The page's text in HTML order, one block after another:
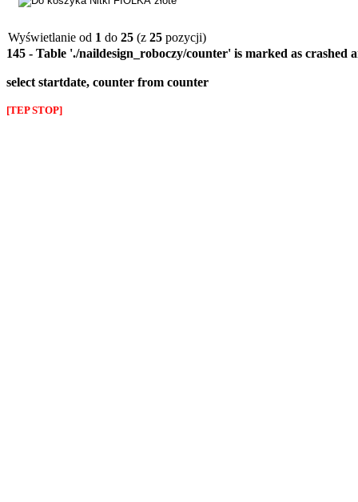
Wyświetlanie od 1 do 25 (z 25 pozycji)
145 - Table './naildesign_roboczy/counter' is marked as crashed
select startdate, counter from counter
[TEP STOP]